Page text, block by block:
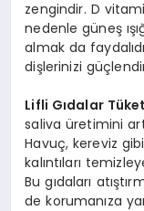
zengindir. D
nedenle güneş
almak da
dişlerinizi
Lifli Gıdalar
saliva üretimini
Havuç, kereviz
kalıntıları
Bu gıdaları
de korumanıza